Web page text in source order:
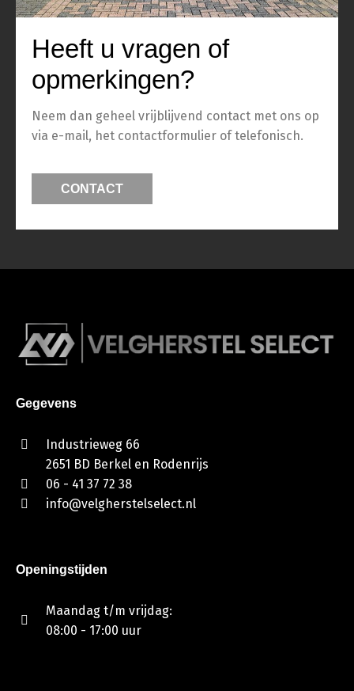
Heeft u vragen of
opmerkingen?
Neem dan geheel vrijblijvend contact met ons op
via e-mail, het contactformulier of telefonisch.
CONTACT
Gegevens
Industrieweg 66
2651 BD Berkel en Rodenrijs
06 - 41 37 72 38
info@velgherstelselect.nl
Openingstijden
Maandag t/m vrijdag:
08:00 - 17:00 uur